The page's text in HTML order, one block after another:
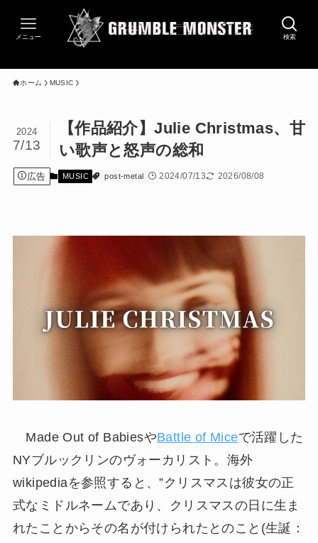
検索
メニュー
ホーム MUSIC
【作品紹介】Julie Christmas、甘
い歌声と怒声の総和
2024
7/13
広告 MUSIC post-metal 2024/07/13 2026/08/08
Made Out of BabiesやBattle of Miceで活躍した
NYブルックリンのヴォーカリスト。海外
wikipediaを参照すると、”クリスマスは彼女の正
式なミドルネームであり、クリスマスの日に生ま
れたことからその名が付けられたとのこと(生誕：